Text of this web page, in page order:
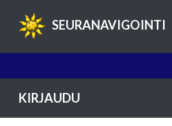
SEURANAVIGOINTI
KIRJAUDU